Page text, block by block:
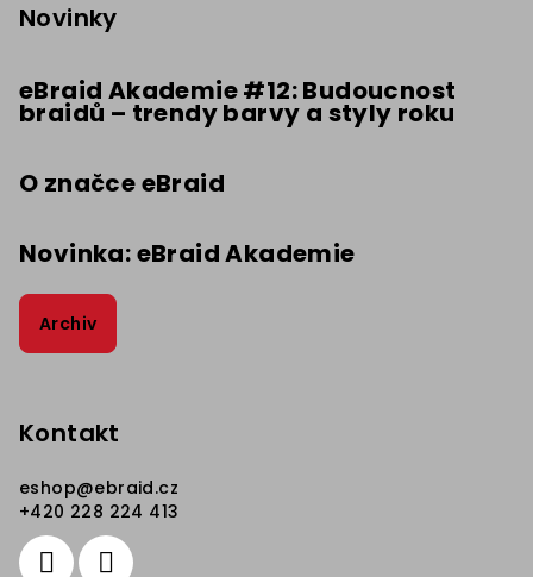
Novinky
eBraid Akademie #12: Budoucnost
braidů – trendy barvy a styly roku
O značce eBraid
Novinka: eBraid Akademie
Archiv
Kontakt
eshop@ebraid.cz
+420 228 224 413